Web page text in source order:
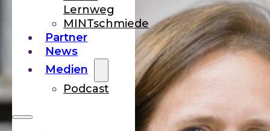
Lernweg
MINTschmiede
Partner
News
Medien
Podcast